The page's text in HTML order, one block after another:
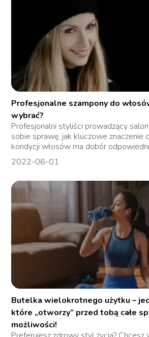
Profesjonalne szampony do
wybrać?
Profesjonalni styliści prowadzący
sobie sprawę, jak kluczowe znaczenie
kondycji włosów ma dobór
2022-06-01
Butelka wielokrotnego użytku –
które „otworzy” przed tobą całe
możliwości!